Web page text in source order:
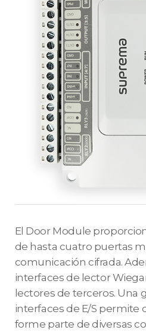
El Door Module
de hasta cuatro puertas
comunicación cifrada.
interfaces de lector
lectores de terceros. Una
interfaces de E/S permite
forme parte de diversas